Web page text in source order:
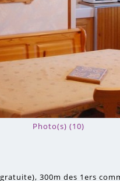
Photo(s) (10)
300m des 1ers